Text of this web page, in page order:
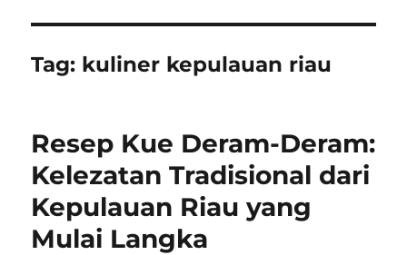
Tag: kuliner kepulauan riau
Resep Kue Deram-Deram:
Kelezatan Tradisional dari
Kepulauan Riau yang
Mulai Langka